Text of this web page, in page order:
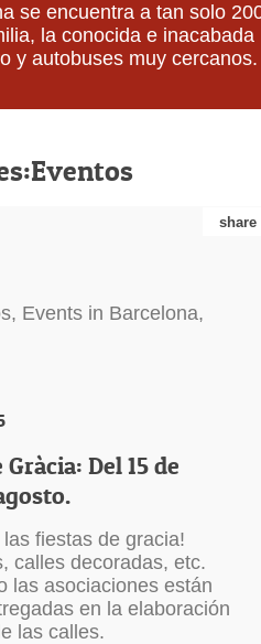
se encuentra a tan solo
la conocida e inacabada
y autobuses muy cercanos.
Eventos
share
, Events in Barcelona,
Del 15 de
fiestas de gracia!
calles decoradas, etc.
las asociaciones están
en la elaboración
las calles.